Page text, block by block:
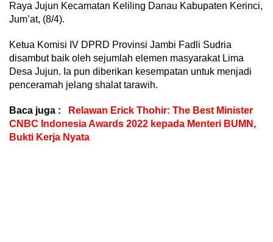
Raya Jujun Kecamatan Keliling Danau Kabupaten Kerinci,
Jum’at, (8/4).
Ketua Komisi IV DPRD Provinsi Jambi Fadli Sudria
disambut baik oleh sejumlah elemen masyarakat Lima
Desa Jujun. Ia pun diberikan kesempatan untuk menjadi
penceramah jelang shalat tarawih.
Baca juga :
Relawan Erick Thohir: The Best Minister
CNBC Indonesia Awards 2022 kepada Menteri BUMN,
Bukti Kerja Nyata